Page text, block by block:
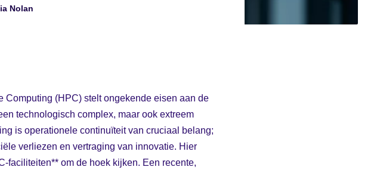
Nolan
Computing (HPC) stelt ongekende eisen aan de
technologisch complex, maar ook extreem
is operationele continuïteit van cruciaal belang;
verliezen en vertraging van innovatie. Hier
faciliteiten** om de hoek kijken. Een recente,